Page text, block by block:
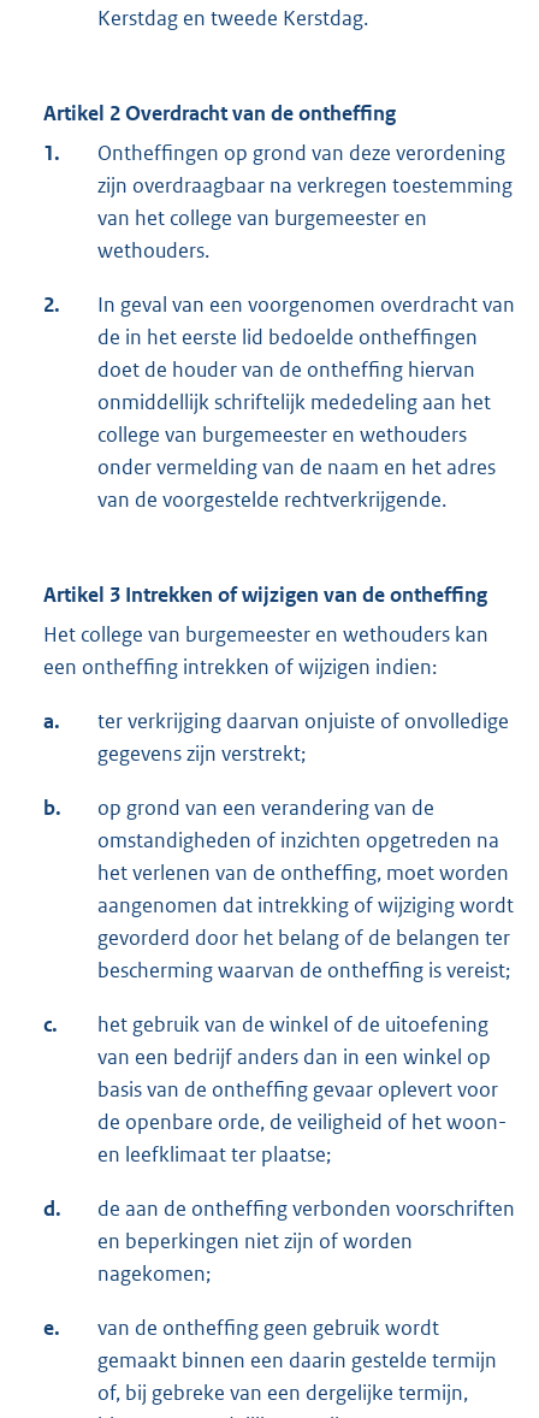
Kerstdag en tweede Kerstdag.
Artikel 2 Overdracht van de ontheffing
1.
Ontheffingen op grond van deze verordening
zijn overdraagbaar na verkregen toestemming
van het college van burgemeester en
wethouders.
2.
In geval van een voorgenomen overdracht van
de in het eerste lid bedoelde ontheffingen
doet de houder van de ontheffing hiervan
onmiddellijk schriftelijk mededeling aan het
college van burgemeester en wethouders
onder vermelding van de naam en het adres
van de voorgestelde rechtverkrijgende.
Artikel 3 Intrekken of wijzigen van de ontheffing
Het college van burgemeester en wethouders kan
een ontheffing intrekken of wijzigen indien:
a.
ter verkrijging daarvan onjuiste of onvolledige
gegevens zijn verstrekt;
b.
op grond van een verandering van de
omstandigheden of inzichten opgetreden na
het verlenen van de ontheffing, moet worden
aangenomen dat intrekking of wijziging wordt
gevorderd door het belang of de belangen ter
bescherming waarvan de ontheffing is vereist;
c.
het gebruik van de winkel of de uitoefening
van een bedrijf anders dan in een winkel op
basis van de ontheffing gevaar oplevert voor
de openbare orde, de veiligheid of het woon-
en leefklimaat ter plaatse;
d.
de aan de ontheffing verbonden voorschriften
en beperkingen niet zijn of worden
nagekomen;
e.
van de ontheffing geen gebruik wordt
gemaakt binnen een daarin gestelde termijn
of, bij gebreke van een dergelijke termijn,